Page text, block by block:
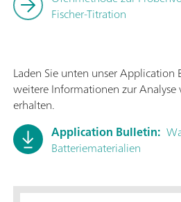
Fischer-Titration
Laden Sie unten unser
weitere Informationen zur
erhalten.
Application Bulletin:
Batteriematerialien